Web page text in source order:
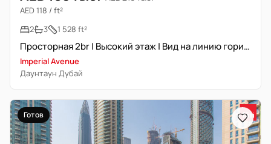
AED 118 / ft²
2
3 1 528 ft²
Просторная 2br | Высокий этаж | Вид на линию горизонта
Imperial Avenue
Даунтаун Дубай
Готов